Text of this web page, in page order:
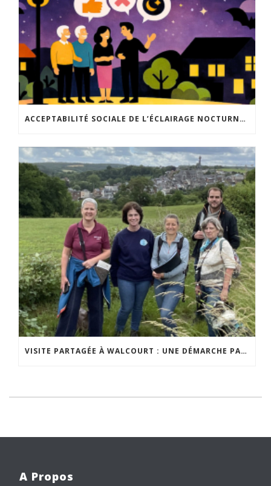
ACCEPTABILITÉ SOCIALE DE L’ÉCLAIRAGE NOCTURNE : LE REPLAY EST DISPONIBLE
VISITE PARTAGÉE À WALCOURT : UNE DÉMARCHE PARTICIPATIVE ANIMÉE PAR ESPACE ENVIRONNEMENT
A Propos